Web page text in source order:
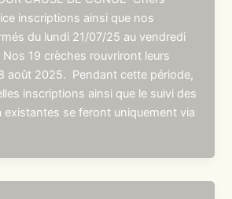
inscriptions ainsi que nos
du lundi 21/07/25 au vendredi
19 crèches rouvriront leurs
août 2025. Pendant cette période,
inscriptions ainsi que le suivi des
existantes se feront uniquement via